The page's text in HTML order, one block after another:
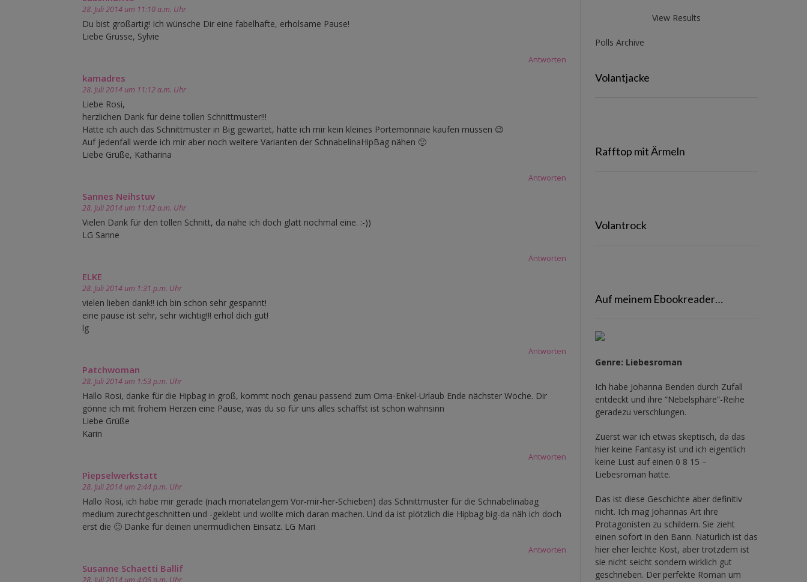
28. Juli 2014 um 11:10 a.m. Uhr
Du bist großartig! Ich wünsche Dir eine fabelhafte, erholsame Pause!
Liebe Grüsse, Sylvie
Antworten
kamadres
28. Juli 2014 um 11:12 a.m. Uhr
Liebe Rosi,
herzlichen Dank für deine tollen Schnittmuster!!!
Hätte ich auch das Schnittmuster in Big gewartet, hätte ich mir kein kleines Portemonnaie kaufen müssen 😉
Auf jedenfall werde ich mir aber noch weitere Varianten der SchnabelinaHipBag nähen 🙂
Liebe Grüße, Katharina
Antworten
Sannes Neihstuv
28. Juli 2014 um 11:42 a.m. Uhr
Vielen Dank für den tollen Schnitt, da nähe ich doch glatt nochmal eine. :-))
LG Sanne
Antworten
ELKE
28. Juli 2014 um 1:31 p.m. Uhr
vielen lieben dank!! ich bin schon sehr gespannt!
eine pause ist sehr, sehr wichtig!!! erhol dich gut!
lg
Antworten
Patchwoman
28. Juli 2014 um 1:53 p.m. Uhr
Hallo Rosi, danke für die Hipbag in groß, kommt noch genau passend zum Oma-Enkel-Urlaub Ende nächster Woche. Dir
gönne ich mit frohem Herzen eine Pause, was du so für uns alles schaffst ist schon wahnsinn
Liebe Grüße
Karin
Antworten
Piepselwerkstatt
28. Juli 2014 um 2:44 p.m. Uhr
Hallo Rosi, ich habe mir gerade (nach monatelangem Vor-mir-her-Schieben) das Schnittmuster für die Schnabelinabag
medium zurechtgeschnitten und -geklebt und wollte mich daran machen. Und da ist plötzlich die Hipbag big-da näh ich doch
erst die 🙂 Danke für deinen unermüdlichen Einsatz. LG Mari
Antworten
Susanne Schaetti Ballif
28. Juli 2014 um 4:06 p.m. Uhr
View Results
Polls Archive
Volantjacke
Rafftop mit Ärmeln
Volantrock
Auf meinem Ebookreader…
Genre: Liebesroman
Ich habe Johanna Benden durch Zufall
entdeckt und ihre “Nebelsphäre”-Reihe
geradezu verschlungen.
Zuerst war ich etwas skeptisch, da das
hier keine Fantasy ist und ich eigentlich
keine Lust auf einen 0 8 15 –
Liebesroman hatte.
Das ist diese Geschichte aber definitiv
nicht. Ich mag Johannas Art ihre
Protagonisten zu schildern. Sie zieht
einen sofort in den Bann. Natürlich ist das
hier eher leichte Kost, aber trotzdem ist
sie nicht seicht sondern wirklich gut
geschrieben. Der perfekte Roman um